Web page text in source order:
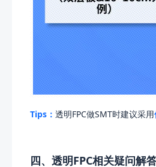
Tips： 透明FPC做SMT时建议采用
四、透明FPC相关疑问解